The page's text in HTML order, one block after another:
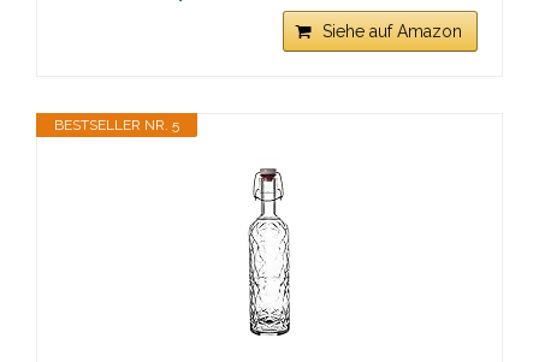
Siehe auf Amazon
BESTSELLER NR. 5